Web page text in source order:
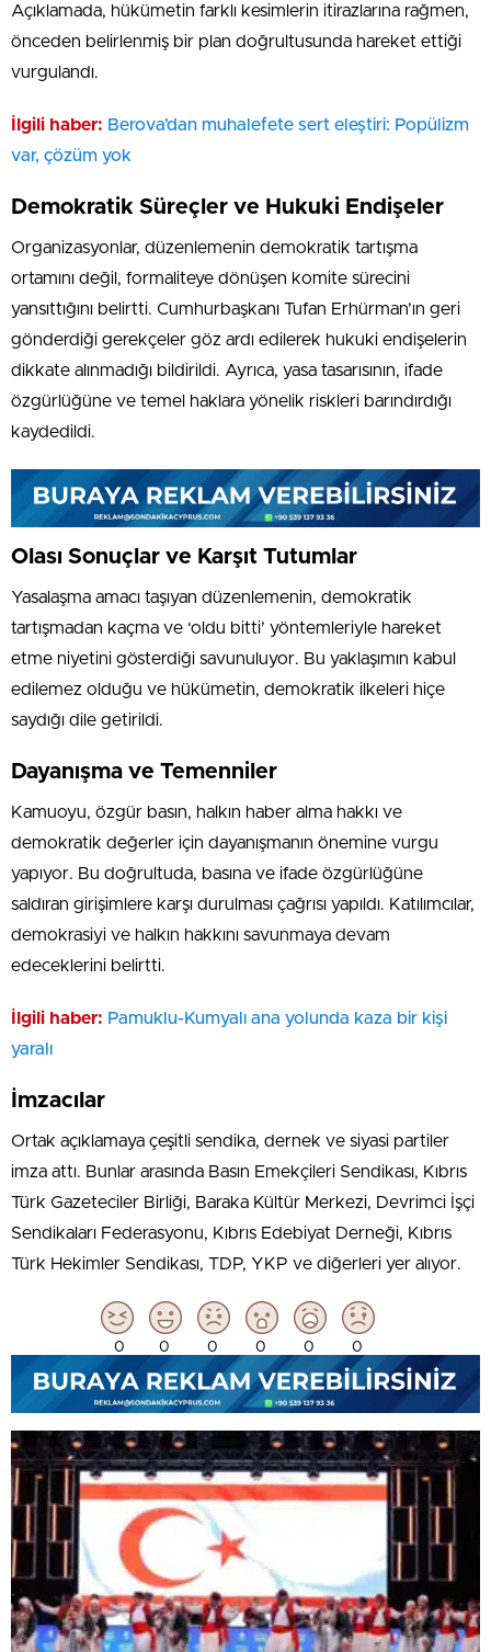
Açıklamada, hükümetin farklı kesimlerin itirazlarına rağmen,
önceden belirlenmiş bir plan doğrultusunda hareket ettiği
vurgulandı.
İlgili haber: Berova’dan muhalefete sert eleştiri: Popülizm
var, çözüm yok
Demokratik Süreçler ve Hukuki Endişeler
Organizasyonlar, düzenlemenin demokratik tartışma
ortamını değil, formaliteye dönüşen komite sürecini
yansıttığını belirtti. Cumhurbaşkanı Tufan Erhürman’ın geri
gönderdiği gerekçeler göz ardı edilerek hukuki endişelerin
dikkate alınmadığı bildirildi. Ayrıca, yasa tasarısının, ifade
özgürlüğüne ve temel haklara yönelik riskleri barındırdığı
kaydedildi.
Olası Sonuçlar ve Karşıt Tutumlar
Yasalaşma amacı taşıyan düzenlemenin, demokratik
tartışmadan kaçma ve ‘oldu bitti’ yöntemleriyle hareket
etme niyetini gösterdiği savunuluyor. Bu yaklaşımın kabul
edilemez olduğu ve hükümetin, demokratik ilkeleri hiçe
saydığı dile getirildi.
Dayanışma ve Temenniler
Kamuoyu, özgür basın, halkın haber alma hakkı ve
demokratik değerler için dayanışmanın önemine vurgu
yapıyor. Bu doğrultuda, basına ve ifade özgürlüğüne
saldıran girişimlere karşı durulması çağrısı yapıldı. Katılımcılar,
demokrasiyi ve halkın hakkını savunmaya devam
edeceklerini belirtti.
İlgili haber: Pamuklu-Kumyalı ana yolunda kaza bir kişi
yaralı
İmzacılar
Ortak açıklamaya çeşitli sendika, dernek ve siyasi partiler
imza attı. Bunlar arasında Basın Emekçileri Sendikası, Kıbrıs
Türk Gazeteciler Birliği, Baraka Kültür Merkezi, Devrimci İşçi
Sendikaları Federasyonu, Kıbrıs Edebiyat Derneği, Kıbrıs
Türk Hekimler Sendikası, TDP, YKP ve diğerleri yer alıyor.
0 0 0 0 0 0